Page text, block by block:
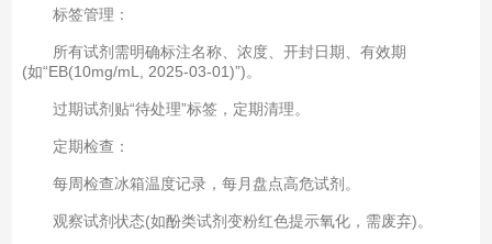
标签管理：
所有试剂需明确标注名称、浓度、开封日期、有效期
(如“EB(10mg/mL, 2025-03-01)”)。
过期试剂贴“待处理”标签，定期清理。
定期检查：
每周检查冰箱温度记录，每月盘点高危试剂。
观察试剂状态(如酚类试剂变粉红色提示氧化，需废弃)。